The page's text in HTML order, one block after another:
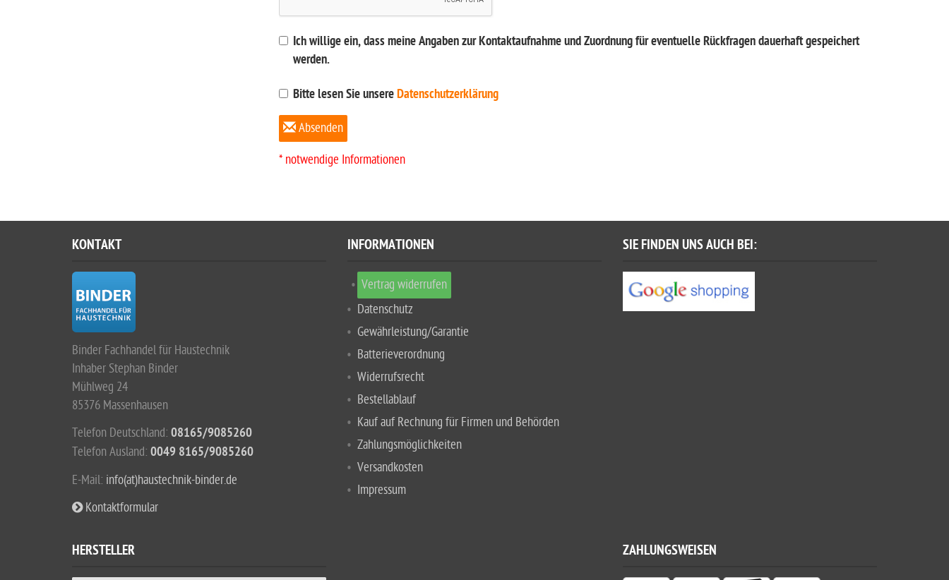
Ich willige ein, dass meine Angaben zur Kontaktaufnahme und Zuordnung für eventuelle Rückfragen dauerhaft gespeichert
werden.
Bitte lesen Sie unsereDatenschutzerklärung
Absenden
* notwendige Informationen
KONTAKT
Binder Fachhandel für Haustechnik
Inhaber Stephan Binder
Mühlweg 24
85376 Massenhausen
Telefon Deutschland: 08165/9085260
Telefon Ausland: 0049 8165/9085260
E-Mail: info(at)haustechnik-binder.de
Kontaktformular
INFORMATIONEN
Vertrag widerrufen
Datenschutz
Gewährleistung/Garantie
Batterieverordnung
Widerrufsrecht
Bestellablauf
Kauf auf Rechnung für Firmen und Behörden
Zahlungsmöglichkeiten
Versandkosten
Impressum
SIE FINDEN UNS AUCH BEI:
HERSTELLER ZAHLUNGSWEISEN